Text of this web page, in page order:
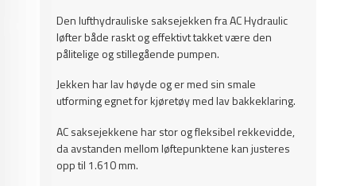
Den lufthydrauliske saksejekken fra AC Hydraulic
løfter både raskt og effektivt takket være den
pålitelige og stillegående pumpen.
Jekken har lav høyde og er med sin smale
utforming egnet for kjøretøy med lav bakkeklaring.
AC saksejekkene har stor og fleksibel rekkevidde,
da avstanden mellom løftepunktene kan justeres
opp til 1.610 mm.